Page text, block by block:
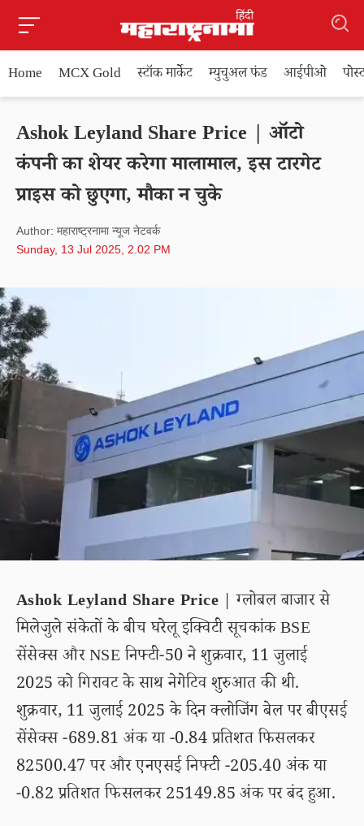
Home MCX Gold स्टॉक मार्केट म्युचुअल फंड आईपीओ
Ashok Leyland Share Price | ऑटो
कंपनी का शेयर करेगा मालामाल, इस टारगेट
प्राइस को छुएगा, मौका न चुके
Author: महाराष्ट्रनामा न्यूज नेटवर्क
Sunday, 13 Jul 2025, 2.02 PM
Ashok Leyland Share Price | ग्लोबल बाजार से
मिलेजुले संकेतों के बीच घरेलू इक्विटी सूचकांक BSE
सेंसेक्स और NSE निफ्टी-50 ने शुक्रवार, 11 जुलाई
2025 को गिरावट के साथ नेगेटिव शुरुआत की थी.
शुक्रवार, 11 जुलाई 2025 के दिन क्लोजिंग बेल पर बीएसई
सेंसेक्स -689.81 अंक या -0.84 प्रतिशत फिसलकर
82500.47 पर और एनएसई निफ्टी -205.40 अंक या
-0.82 प्रतिशत फिसलकर 25149.85 अंक पर बंद हुआ.